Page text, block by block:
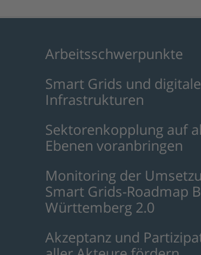
Arbeitsschwerpunkte
Smart Grids und digitale
Infrastrukturen
Sektorenkopplung auf
Ebenen voranbringen
Monitoring der
Smart Grids-Roadmap
Württemberg 2.0
Akzeptanz und